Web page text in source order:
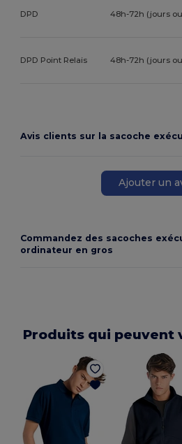
DPD 48h-72h (jours
DPD Point Relais 48h-72h (jours
Avis clients sur la sacoche
Ajouter un
Commandez des sacoches
ordinateur en gros
Produits qui peuvent